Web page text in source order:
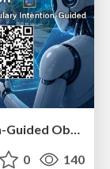
[MIRU26] Open-Vocabulary Intention-Guided Object Detection in Diverse Scenes
0 140